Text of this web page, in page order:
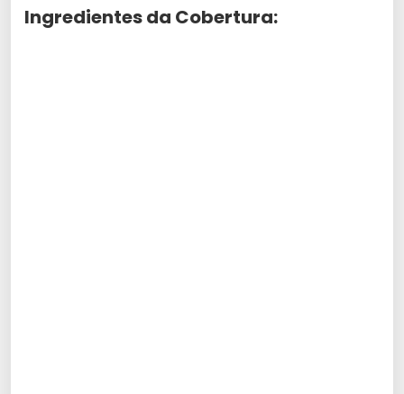
Ingredientes da Cobertura: